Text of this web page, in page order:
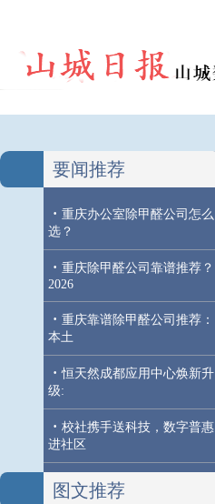
要闻推荐
· 重庆办公室除甲醛公司怎么
选？
· 重庆除甲醛公司靠谱推荐？
2026
· 重庆靠谱除甲醛公司推荐：
本土
· 恒天然成都应用中心焕新升
级:
· 校社携手送科技，数字普惠
进社区
图文推荐